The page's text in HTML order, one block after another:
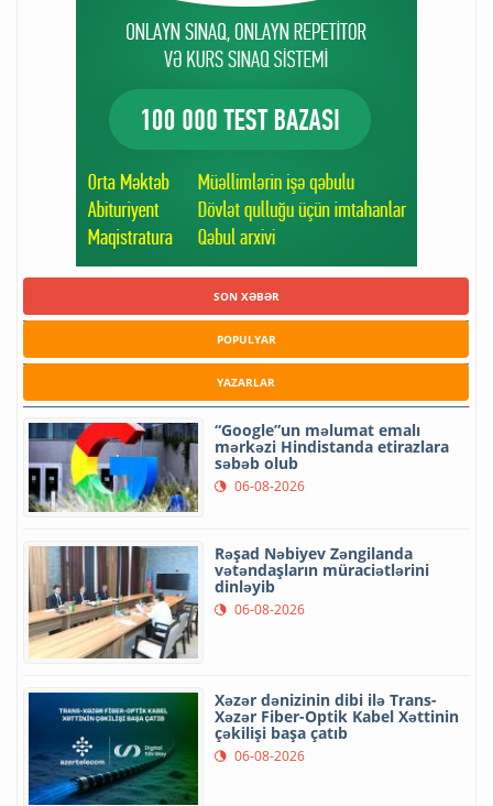
SON XƏBƏR
POPULYAR
YAZARLAR
“Google”un məlumat emalı
mərkəzi Hindistanda etirazlara
səbəb olub
06-08-2026
Rəşad Nəbiyev Zəngilanda
vətəndaşların müraciətlərini
dinləyib
06-08-2026
Xəzər dənizinin dibi ilə Trans-
Xəzər Fiber-Optik Kabel Xəttinin
çəkilişi başa çatıb
06-08-2026